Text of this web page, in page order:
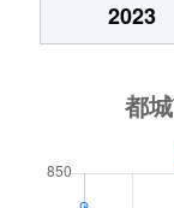
中原町
大王町
2023